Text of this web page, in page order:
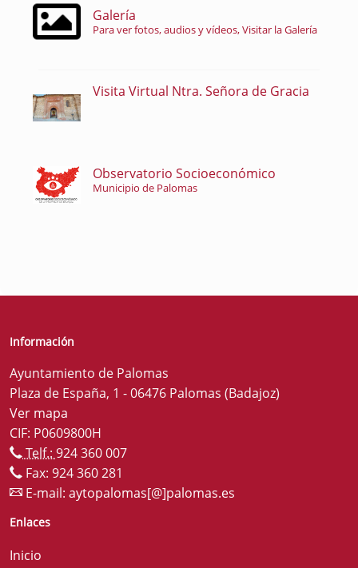
Galería
Para ver fotos, audios y vídeos, Visitar la Galería
Visita Virtual Ntra. Señora de Gracia
Observatorio Socioeconómico
Municipio de Palomas
Información
Ayuntamiento de Palomas
Plaza de España, 1 - 06476 Palomas (Badajoz)
Ver mapa
CIF: P0609800H
Telf.: 924 360 007
Fax: 924 360 281
E-mail: aytopalomas[@]palomas.es
Enlaces
Inicio